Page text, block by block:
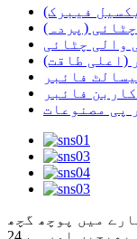
فیبرک)
(پردہ)
والی چٹائی
(اعلی طاقت)
فائبر
فائبر
پی مصنوعات
میں پوچھ گچھ